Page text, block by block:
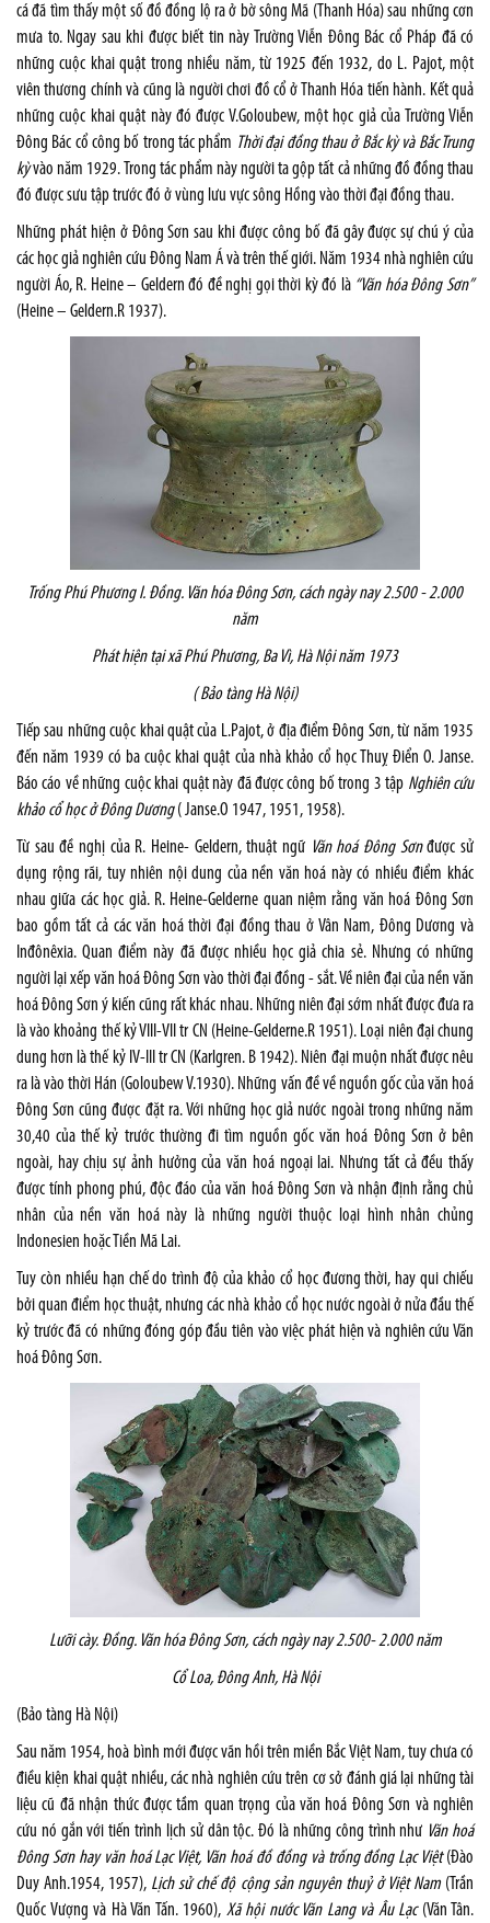
cá đã tìm thấy một số đồ đồng lộ ra ở bờ sông Mã (Thanh Hóa) sau những cơn
mưa to. Ngay sau khi được biết tin này Trường Viễn Đông Bác cổ Pháp đã có
những cuộc khai quật trong nhiều năm, từ 1925 đến 1932, do L. Pajot, một
viên thương chính và cũng là người chơi đồ cổ ở Thanh Hóa tiến hành. Kết quả
những cuộc khai quật này đó được V.Goloubew, một học giả của Trường Viễn
Đông Bác cổ công bố trong tác phẩm Thời đại đồng thau ở Bắc kỳ và Bắc Trung
kỳvào năm 1929. Trong tác phẩm này người ta gộp tất cả những đồ đồng thau
đó được sưu tập trước đó ở vùng lưu vực sông Hồng vào thời đại đồng thau.
Những phát hiện ở Đông Sơn sau khi được công bố đã gây được sự chú ý của
các học giả nghiên cứu Đông Nam Á và trên thế giới. Năm 1934 nhà nghiên cứu
người Áo, R. Heine – Geldern đó đề nghị gọi thời kỳ đó là “Văn hóa Đông Sơn”
(Heine – Geldern.R 1937).
Trống Phú Phương I. Đồng. Văn hóa Đông Sơn, cách ngày nay 2.500 - 2.000
năm
Phát hiện tại xãPhúPhương, Ba Vì, Hà Nội năm 1973
( Bảo tàng Hà Nội)
Tiếp sau những cuộc khai quật của L.Pajot, ở địa điểm Đông Sơn, từ năm 1935
đến năm 1939 có ba cuộc khai quật của nhà khảo cổ học Thuỵ Điển O. Janse.
Báo cáo về những cuộc khai quật này đã được công bố trong 3 tập Nghiên cứu
khảo cổ học ở Đông Dương( Janse.O 1947, 1951, 1958).
Từ sau đề nghị của R. Heine- Geldern, thuật ngữ Văn hoá Đông Sơnđược sử
dụng rộng rãi, tuy nhiên nội dung của nền văn hoá này có nhiều điểm khác
nhau giữa các học giả. R. Heine-Gelderne quan niệm rằng văn hoá Đông Sơn
bao gồm tất cả các văn hoá thời đại đồng thau ở Vân Nam, Đông Dương và
Inđônêxia. Quan điểm này đã được nhiều học giả chia sẻ. Nhưng có những
người lại xếp văn hoá Đông Sơn vào thời đại đồng - sắt. Về niên đại của nền văn
hoá Đông Sơn ý kiến cũng rất khác nhau. Những niên đại sớm nhất được đưa ra
là vào khoảng thế kỷ VIII-VII tr CN (Heine-Gelderne.R 1951). Loại niên đại chung
dung hơn là thế kỷ IV-III tr CN (Karlgren. B 1942). Niên đại muộn nhất được nêu
ra là vào thời Hán (Goloubew V.1930). Những vấn đề về nguồn gốc của văn hoá
Đông Sơn cũng được đặt ra. Với những học giả nước ngoài trong những năm
30,40 của thế kỷ trước thường đi tìm nguồn gốc văn hoá Đông Sơn ở bên
ngoài, hay chịu sự ảnh hưởng của văn hoá ngoại lai. Nhưng tất cả đều thấy
được tính phong phú, độc đáo của văn hoá Đông Sơn và nhận định rằng chủ
nhân của nền văn hoá này là những người thuộc loại hình nhân chủng
Indonesien hoặc Tiền Mã Lai.
Tuy còn nhiều hạn chế do trình độ của khảo cổ học đương thời, hay qui chiếu
bởi quan điểm học thuật, nhưng các nhà khảo cổ học nước ngoài ở nửa đầu thế
kỷ trước đã có những đóng góp đầu tiên vào việc phát hiện và nghiên cứu Văn
hoá Đông Sơn.
Lưỡi cày. Đồng. Văn hóa Đông Sơn, cách ngày nay 2.500- 2.000 năm
Cổ Loa, Đông Anh, Hà Nội
(Bảo tàng Hà Nội)
Sau năm 1954, hoà bình mới được vãn hồi trên miền Bắc Việt Nam, tuy chưa có
điều kiện khai quật nhiều, các nhà nghiên cứu trên cơ sở đánh giá lại những tài
liệu cũ đã nhận thức được tầm quan trọng của văn hoá Đông Sơn và nghiên
cứu nó gắn với tiến trình lịch sử dân tộc. Đó là những công trình như Văn hoá
Đông Sơn hay văn hoá Lạc Việt, Văn hoá đồ đồng và trống đồng Lạc Việt(Đào
Duy Anh.1954, 1957), Lịch sử chế độ cộng sản nguyên thuỷ ở Việt Nam(Trần
Quốc Vượng và Hà Văn Tấn. 1960), Xã hội nước Văn Lang và Âu Lạc (Văn Tân.